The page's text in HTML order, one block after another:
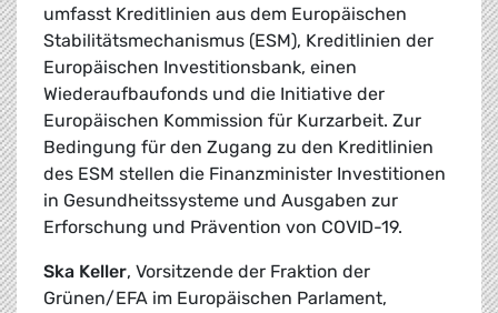
umfasst Kreditlinien aus dem Europäischen
Stabilitätsmechanismus (ESM), Kreditlinien der
Europäischen Investitionsbank, einen
Wiederaufbaufonds und die Initiative der
Europäischen Kommission für Kurzarbeit. Zur
Bedingung für den Zugang zu den Kreditlinien
des ESM stellen die Finanzminister Investitionen
in Gesundheitssysteme und Ausgaben zur
Erforschung und Prävention von COVID-19.
Ska Keller, Vorsitzende der Fraktion der
Grünen/EFA im Europäischen Parlament,